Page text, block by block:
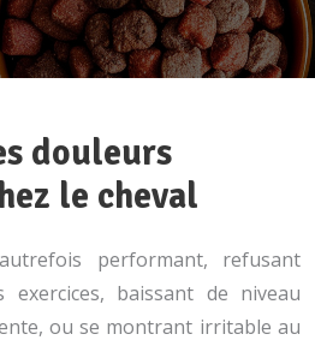
douleurs
le cheval
performant, refusant
exercices, baissant de niveau
ou se montrant irritable au